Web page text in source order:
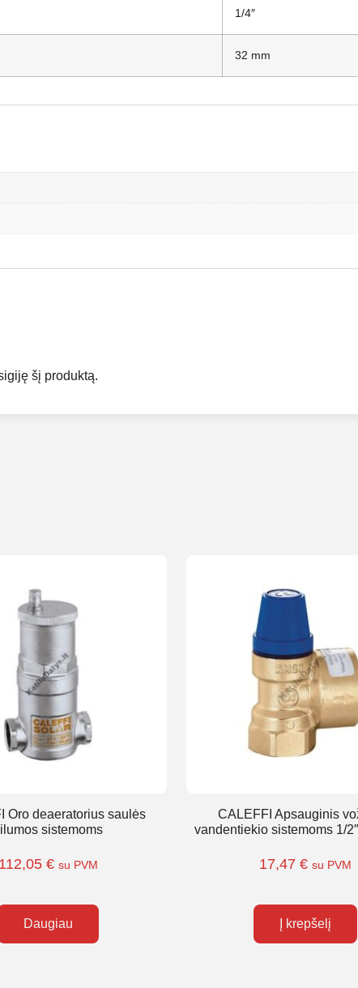
1/4″
32 mm
šį produktą.
Oro deaeratorius saulės
sistemoms
112,05 € su PVM
Daugiau
CALEFFI Apsauginis
vandentiekio sistemoms 1/
17,47 € su PVM
Į krepšelį